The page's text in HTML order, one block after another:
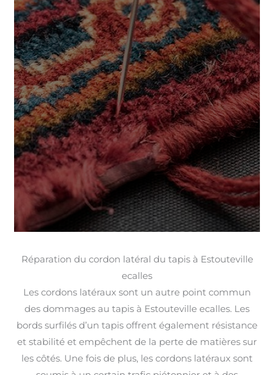
Réparation du cordon latéral du tapis à Estouteville
ecalles
Les cordons latéraux sont un autre point commun
des dommages au tapis à Estouteville ecalles. Les
bords surfilés d’un tapis offrent également résistance
et stabilité et empêchent de la perte de matières sur
les côtés. Une fois de plus, les cordons latéraux sont